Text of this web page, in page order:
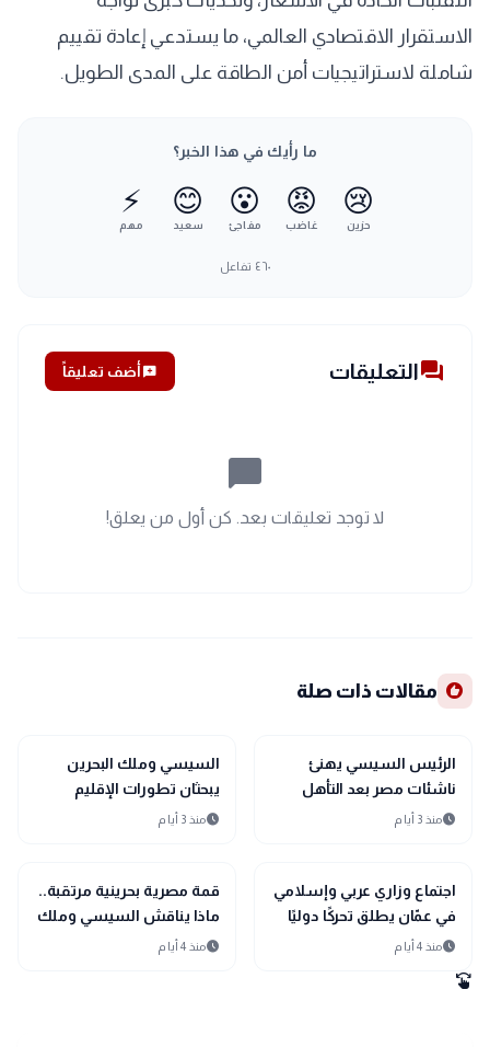
الاستقرار الاقتصادي العالمي، ما يستدعي إعادة تقييم
شاملة لاستراتيجيات أمن الطاقة على المدى الطويل.
ما رأيك في هذا الخبر؟
😢
حزين
😡
غاضب
😮
مفاجئ
😊
سعيد
⚡
مهم
٤٦٠ تفاعل
forumالتعليقات add_commentأضف تعليقاً
chat_bubble_outline
لا توجد تعليقات بعد. كن أول من يعلق!
recommend مقالات ذات صلة
sports_soccer
رياضة
الرئيس السيسي يهنئ
ناشئات مصر بعد التأهل
التاريخي إلى نصف نهائي
scheduleمنذ 3 أيام
bolt
عاجل
السيسي وملك البحرين
يبحثان تطورات الإقليم
ويؤكدان أولوية الحلول
scheduleمنذ 3 أيام
bolt
عاجل
اجتماع وزاري عربي وإسلامي
في عمّان يطلق تحركًا دوليًا
لحماية القدس ومقدساتها
scheduleمنذ 4 أيام
bolt
عاجل
قمة مصرية بحرينية مرتقبة..
ماذا يناقش السيسي وملك
البحرين؟
scheduleمنذ 4 أيام
swipe